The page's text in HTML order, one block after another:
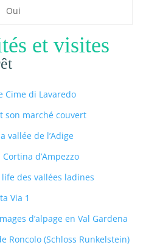
Oui
et visites
Cime di Lavaredo
son marché couvert
vallée de l’Adige
d’Ampezzo
des vallées ladines
Via 1
d’alpage en Val Gardena
Roncolo (Schloss Runkelstein)